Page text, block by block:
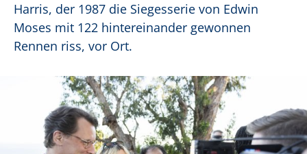
Harris, der 1987 die Siegesserie von Edwin
Moses mit 122 hintereinander gewonnen
Rennen riss, vor Ort.